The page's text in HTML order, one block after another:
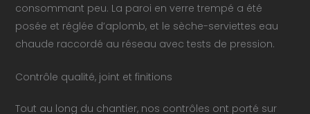
consommant peu. La paroi en verre trempé a été
posée et réglée d’aplomb, et le sèche-serviettes eau
chaude raccordé au réseau avec tests de pression.
Contrôle qualité, joint et finitions
Tout au long du chantier, nos contrôles ont porté sur